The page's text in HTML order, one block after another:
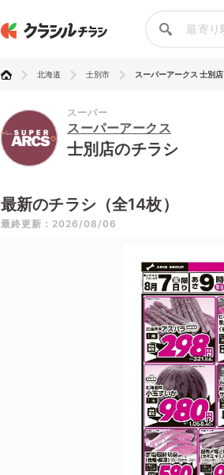
北海道 士別市 スーパーアークス 士別店
スーパー
スーパーアークス
士別店のチラシ
最新のチラシ（全14枚）
最終更新：2026/08/06